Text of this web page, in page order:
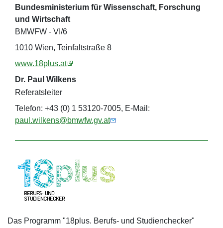
Bundesministerium für Wissenschaft, Forschung
und Wirtschaft
BMWFW - VI/6
1010 Wien, Teinfaltstraße 8
www.18plus.at
Dr. Paul Wilkens
Referatsleiter
Telefon: +43 (0) 1 53120-7005, E-Mail:
paul.wilkens@bmwfw.gv.at
Das Programm "18plus. Berufs- und Studienchecker"